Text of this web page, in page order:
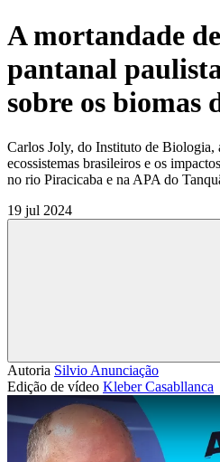
A mortandade
pantanal
sobre os biomas
Carlos Joly, do Instituto de Biologia,
ecossistemas brasileiros e os
no rio Piracicaba e na APA do
19 jul 2024
Compartilhar
Autoria Silvio Anunciação
Edição de vídeo Kleber Casabllanca